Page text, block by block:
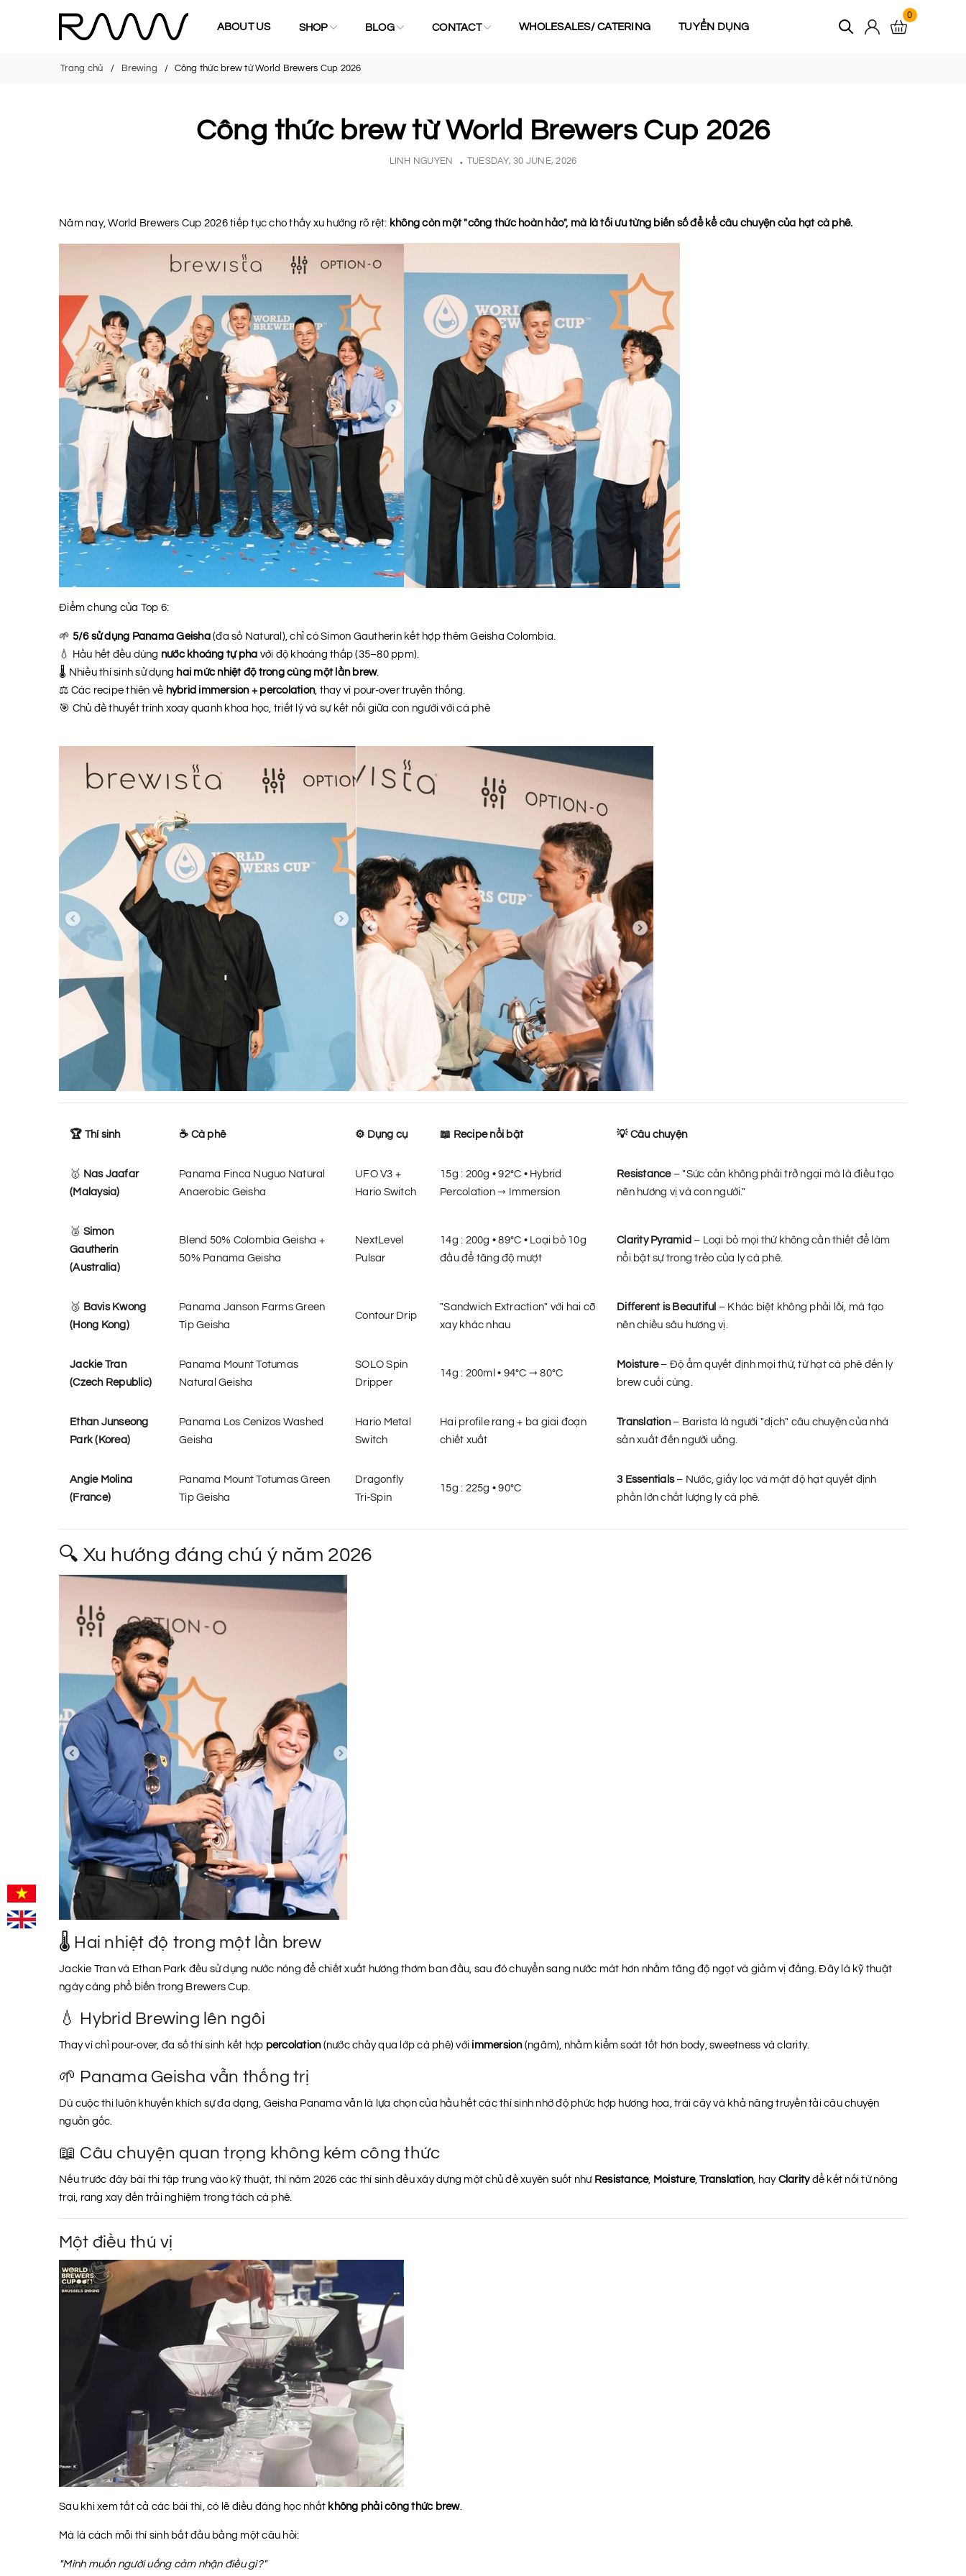
ABOUT US SHOP BLOG CONTACT WHOLESALES/ CATERING TUYỂN DỤNG
0
Trang chủ Brewing Công thức brew từ World Brewers Cup 2026
Công thức brew từ World Brewers Cup 2026
LINH NGUYEN TUESDAY, 30 JUNE, 2026
Năm nay, World Brewers Cup 2026 tiếp tục cho thấy xu hướng rõ rệt: không còn một "công thức hoàn hảo", mà là tối ưu từng biến số để kể câu chuyện của hạt cà phê.
Điểm chung của Top 6:
🌱 5/6 sử dụng Panama Geisha(đa số Natural), chỉ có Simon Gautherin kết hợp thêm Geisha Colombia.
💧 Hầu hết đều dùng nước khoáng tự pha với độ khoáng thấp (35–80 ppm).
🌡️ Nhiều thí sinh sử dụng hai mức nhiệt độ trong cùng một lần brew.
⚖️ Các recipe thiên về hybrid immersion + percolation, thay vì pour-over truyền thống.
🎯 Chủ đề thuyết trình xoay quanh khoa học, triết lý và sự kết nối giữa con người với cà phê
🏆 Thí sinh ☕ Cà phê ⚙️ Dụng cụ 📖 Recipe nổi bật 💡 Câu chuyện
🥇 Nas Jaafar
(Malaysia)
Panama Finca Nuguo Natural
Anaerobic Geisha
UFO V3 +
Hario Switch
15g : 200g • 92°C • Hybrid
Percolation → Immersion
Resistance– "Sức cản không phải trở ngại mà là điều tạo
nên hương vị và con người."
🥈 Simon
Gautherin
(Australia)
Blend 50% Colombia Geisha +
50% Panama Geisha
NextLevel
Pulsar
14g : 200g • 89°C • Loại bỏ 10g
đầu để tăng độ mượt
Clarity Pyramid – Loại bỏ mọi thứ không cần thiết để làm
nổi bật sự trong trẻo của ly cà phê.
🥉 Bavis Kwong
(Hong Kong)
Panama Janson Farms Green
Tip Geisha
Contour Drip
"Sandwich Extraction" với hai cỡ
xay khác nhau
Different is Beautiful – Khác biệt không phải lỗi, mà tạo
nên chiều sâu hương vị.
Jackie Tran
(Czech Republic)
Panama Mount Totumas
Natural Geisha
SOLO Spin
Dripper
14g : 200ml • 94°C → 80°C
Moisture– Độ ẩm quyết định mọi thứ, từ hạt cà phê đến ly
brew cuối cùng.
Ethan Junseong
Park (Korea)
Panama Los Cenizos Washed
Geisha
Hario Metal
Switch
Hai profile rang + ba giai đoạn
chiết xuất
Translation– Barista là người "dịch" câu chuyện của nhà
sản xuất đến người uống.
Angie Molina
(France)
Panama Mount Totumas Green
Tip Geisha
Dragonfly
Tri-Spin
15g : 225g • 90°C
3 Essentials– Nước, giấy lọc và mật độ hạt quyết định
phần lớn chất lượng ly cà phê.
🔍 Xu hướng đáng chú ý năm 2026
🌡️ Hai nhiệt độ trong một lần brew
Jackie Tran và Ethan Park đều sử dụng nước nóng để chiết xuất hương thơm ban đầu, sau đó chuyển sang nước mát hơn nhằm tăng độ ngọt và giảm vị đắng. Đây là kỹ thuật
ngày càng phổ biến trong Brewers Cup.
💧 Hybrid Brewing lên ngôi
Thay vì chỉ pour-over, đa số thí sinh kết hợp percolation(nước chảy qua lớp cà phê) với immersion(ngâm), nhằm kiểm soát tốt hơn body, sweetness và clarity.
🌱 Panama Geisha vẫn thống trị
Dù cuộc thi luôn khuyến khích sự đa dạng, Geisha Panama vẫn là lựa chọn của hầu hết các thí sinh nhờ độ phức hợp hương hoa, trái cây và khả năng truyền tải câu chuyện
nguồn gốc.
📖 Câu chuyện quan trọng không kém công thức
Nếu trước đây bài thi tập trung vào kỹ thuật, thì năm 2026 các thí sinh đều xây dựng một chủ đề xuyên suốt như Resistance, Moisture,Translation, hay Clarityđể kết nối từ nông
trại, rang xay đến trải nghiệm trong tách cà phê.
Một điều thú vị
Sau khi xem tất cả các bài thi, có lẽ điều đáng học nhất không phải công thức brew.
Mà là cách mỗi thí sinh bắt đầu bằng một câu hỏi:
"Mình muốn người uống cảm nhận điều gì?"